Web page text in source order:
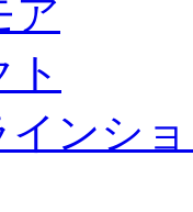
ア
インシ